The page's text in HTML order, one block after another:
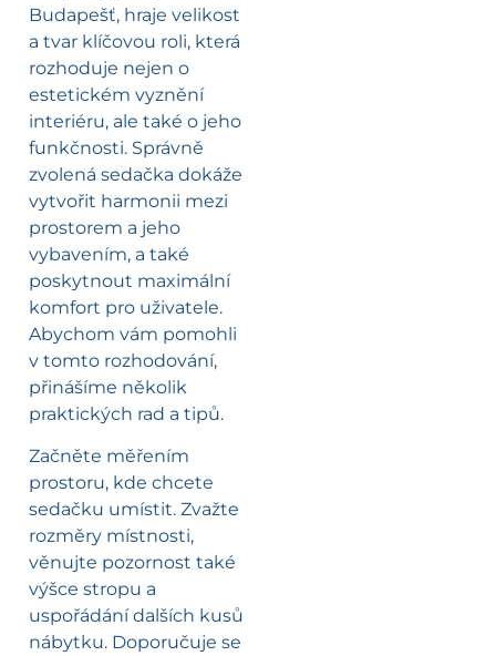
Budapešť, hraje velikost
a tvar klíčovou roli, která
rozhoduje nejen o
estetickém vyznění
interiéru, ale také o jeho
funkčnosti. Správně
zvolená sedačka dokáže
vytvořit harmonii mezi
prostorem a jeho
vybavením, a také
poskytnout maximální
komfort pro uživatele.
Abychom vám pomohli
v tomto rozhodování,
přinášíme několik
praktických rad a tipů.
Začněte měřením
prostoru, kde chcete
sedačku umístit. Zvažte
rozměry místnosti,
věnujte pozornost také
výšce stropu a
uspořádání dalších kusů
nábytku. Doporučuje se